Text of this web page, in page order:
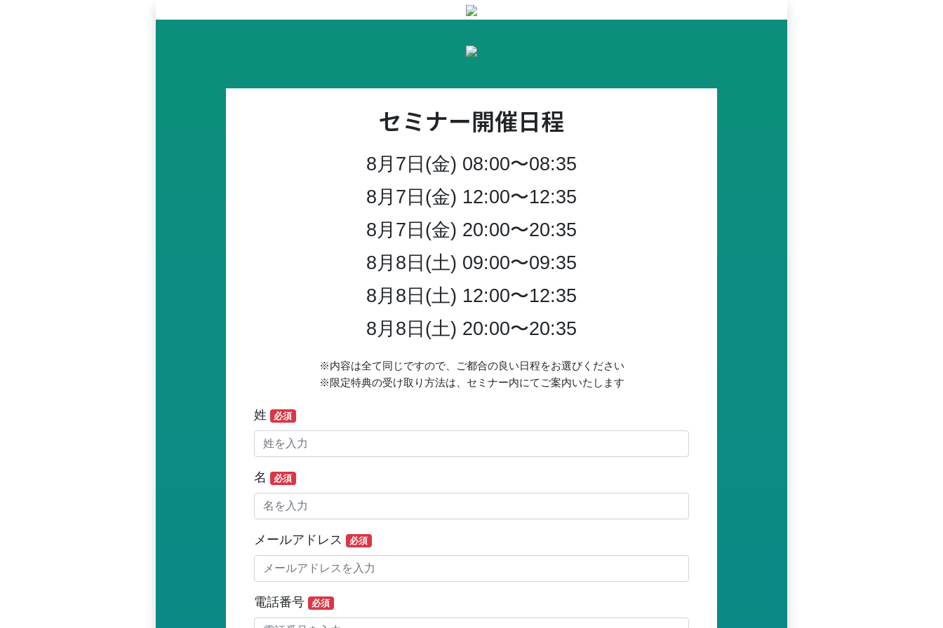
セミナー開催日程
8月7日(金) 08:00〜08:35
8月7日(金) 12:00〜12:35
8月7日(金) 20:00〜20:35
8月8日(土) 09:00〜09:35
8月8日(土) 12:00〜12:35
8月8日(土) 20:00〜20:35
※内容は全て同じですので、ご都合の良い日程をお選びください
※限定特典の受け取り方法は、セミナー内にてご案内いたします
姓 必須
名 必須
メールアドレス 必須
電話番号 必須